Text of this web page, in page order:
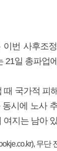
이번 사후조
21일 총파업
때 국가적 피
시에 노사
여지는 남아
무단